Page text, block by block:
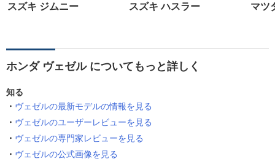
スズキ ジムニー スズキ ハスラー マツ
ホンダ ヴェゼル についてもっと詳しく
知る
ヴェゼルの最新モデルの情報を見る
ヴェゼルのユーザーレビューを見る
ヴェゼルの専門家レビューを見る
ヴェゼルの公式画像を見る